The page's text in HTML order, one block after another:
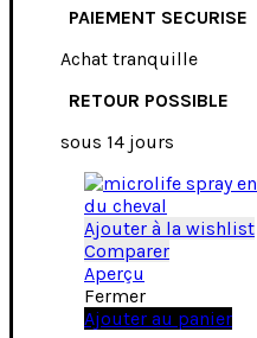
PAIEMENT SECURISE
Achat tranquille
RETOUR POSSIBLE
sous 14 jours
Ajouter à la wishlist
Comparer
Aperçu
Fermer
Ajouter au panier